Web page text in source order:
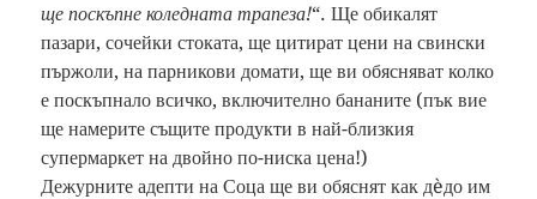
ще поскъпне коледната трапеза!“. Ще обикалят
пазари, сочейки стоката, ще цитират цени на свински
пържоли, на парникови домати, ще ви обясняват колко
е поскъпнало всичко, включително бананите (пък вие
ще намерите същите продукти в най-близкия
супермаркет на двойно по-ниска цена!)
Дежурните адепти на Соца ще ви обяснят как дèдо им